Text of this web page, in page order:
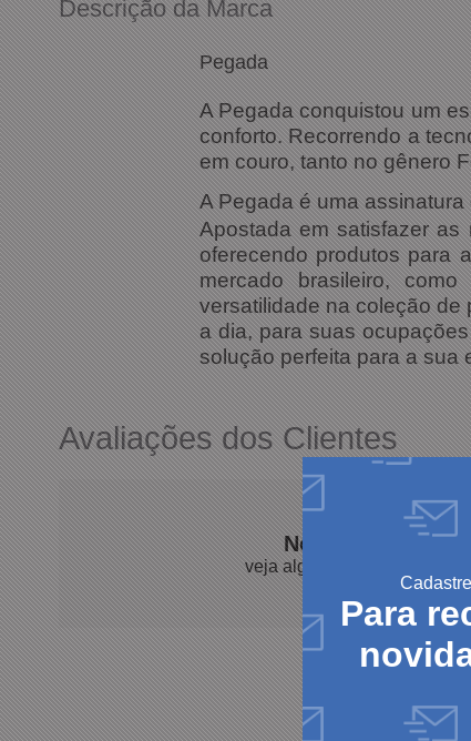
Para
Descrição da Marca
Pegada
A Pegada conquistou um
conforto. Recorrendo a
em couro, tanto no gênero
A Pegada é uma
Apostada em satisfazer
oferecendo produtos para
mercado brasileiro,
versatilidade na coleção de
a dia, para suas
solução perfeita para a sua
Avaliações dos Clientes
Nossos clientes
veja algumas avaliações de
Elias M.
22/07/2026